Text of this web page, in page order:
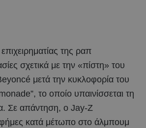
της ραπ
σχετικά με την «πίστη» του
μετά την κυκλοφορία του
το οποίο υπαινίσσεται τη
Σε απάντηση, ο Jay-Z
φήμες κατά μέτωπο στο άλμπουμ